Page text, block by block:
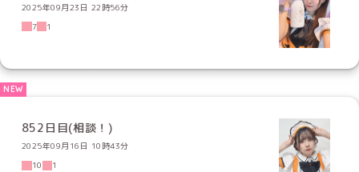
2025年09月23日 22時56分
7
1
852日目(相談！)
2025年09月16日 10時43分
10
1